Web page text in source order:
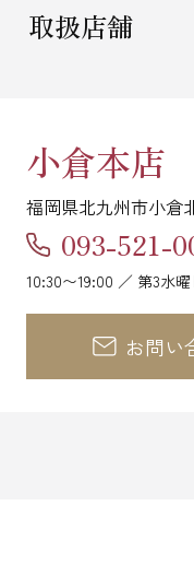
取扱店舗
小倉本店
福岡県北九州市小倉
093-521-
10:30〜19:00 ／ 第3水
お問い